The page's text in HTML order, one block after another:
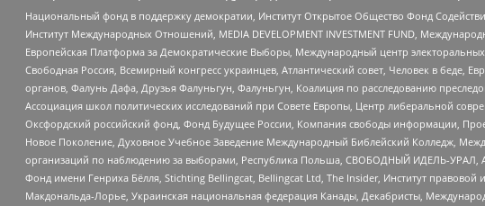
Национальный фонд в поддержку демократии, Институт Открытое Общество Фонд
Институт Международных Отношений, MEDIA DEVELOPMENT INVESTMENT FUND,
Европейская Платформа за Демократические Выборы, Международный центр
Свободная Россия, Всемирный конгресс украинцев, Атлантический совет, Человек в
органов, Фалунь Дафа, Друзья Фалуньгун, Фалуньгун, Коалиция по расследованию
Ассоциация школ политических исследований при Совете Европы, Центр либеральной
Оксфордский российский фонд, Фонд Будущее России, Компания свободы информации,
Новое Поколение, Духовное Учебное Заведение Международный Библейский Колледж,
организаций по наблюдению за выборами, Республика Польша, СВОБОДНЫЙ ИДЕЛЬ-УРАЛ,
Фонд имени Генриха Бёлля, Stichting Bellingcat, Bellingcat Ltd, The Insider, Институт
Макдональда-Лорье, Украинская национальная федерация Канады, Декабристы,